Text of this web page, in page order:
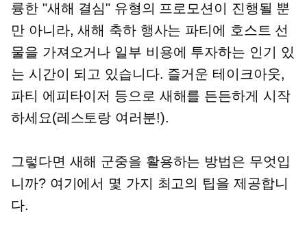
륭한 "새해 결심" 유형의 프로모션이 진행될 뿐
만 아니라, 새해 축하 행사는 파티에 호스트 선
물을 가져오거나 일부 비용에 투자하는 인기 있
는 시간이 되고 있습니다. 즐거운 테이크아웃,
파티 에피타이저 등으로 새해를 든든하게 시작
하세요(레스토랑 여러분!).
그렇다면 새해 군중을 활용하는 방법은 무엇입
니까? 여기에서 몇 가지 최고의 팁을 제공합니
다.